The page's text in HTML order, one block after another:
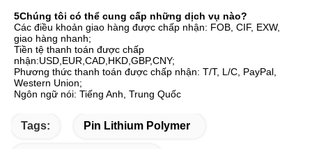
5Chúng tôi có thể cung cấp những dịch vụ nào?
Các điều khoản giao hàng được chấp nhận: FOB, CIF, EXW,
giao hàng nhanh;
Tiền tệ thanh toán được chấp
nhận:USD,EUR,CAD,HKD,GBP,CNY;
Phương thức thanh toán được chấp nhận: T/T, L/C, PayPal,
Western Union;
Ngôn ngữ nói: Tiếng Anh, Trung Quốc
Tags: Pin Lithium Polymer